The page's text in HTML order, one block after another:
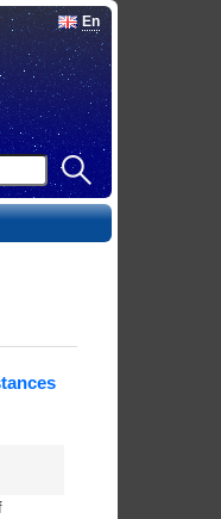
En